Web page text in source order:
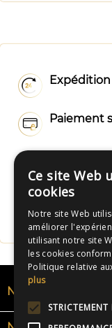
Paiement
Fabrication
NOS RUBANS
Ce site Web
cookies
Notre site Web
améliorer
utilisant notre site
les cookies
Politique relative
plus
STRICTEMENT